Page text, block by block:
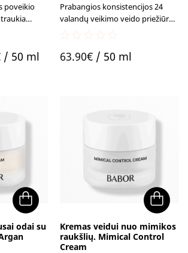
poveikio
Current
/ 50 ml
Prabangios konsistencijos 24
valandų veikimo veido priežiūros
priežiūrai.
out
63.90€/ 50 ml
odai su
Kremas veidui nuo mimikos
raukšlių. Mimical Control
Cream